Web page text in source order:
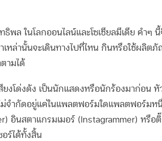
พล ในโลกออนไลน์และโซเชียลมีเดีย คำๆ
หล่านั้นจะเดินทางไปที่ไหน กินหรือใช้ผลิต
ามได้
ยงโด่งดัง เป็นนักแสดงหรือนักร้องมาก่อน หั
ม่จำกัดอยู่แค่ในแพลตฟอร์มใดแพลตฟอร์มหนึ่
อินสตาแกรมเมอร์ (Instagrammer) หรือ
ร์ได้ทั้งสิ้น